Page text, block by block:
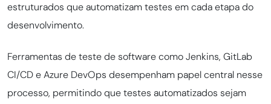
estruturados que automatizam testes em cada etapa do
desenvolvimento.
Ferramentas de teste de software como Jenkins, GitLab
CI/CD e Azure DevOps desempenham papel central nesse
processo, permitindo que testes automatizados sejam